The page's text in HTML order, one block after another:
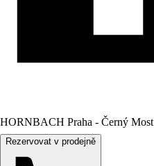
HORNBACH Praha - Černý Most
Rezervovat v prodejně